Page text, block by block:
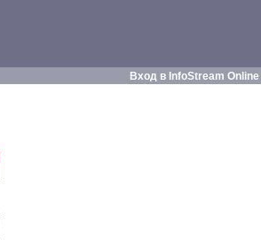
Вход в InfoStream Online